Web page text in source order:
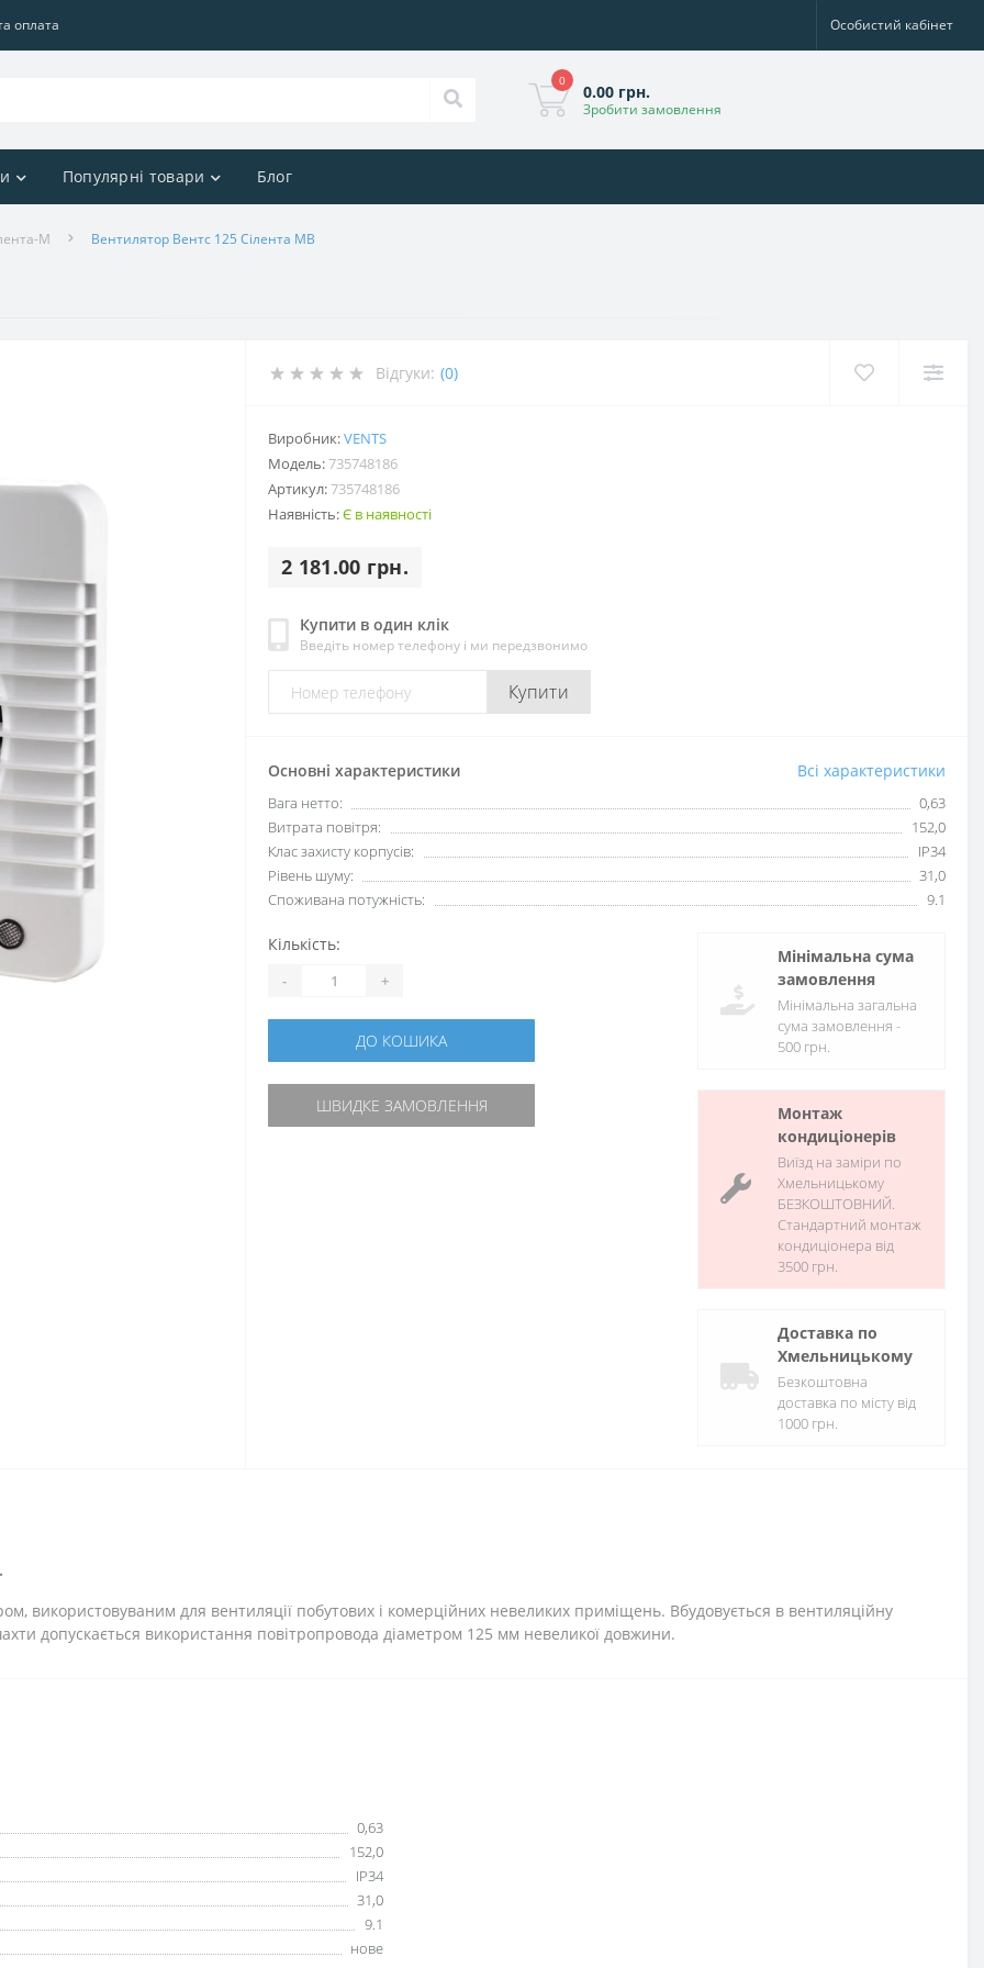
оплата Особистий кабінет
0
0.00 грн.
Зробити замовлення
Популярні товари Блог
М Вентилятор Вентс 125 Сілента МВ
Відгуки: (0)
Виробник:VENTS
Модель:735748186
Артикул:735748186
Наявність:Є в наявності
2 181.00 грн.
Купити в один клік
Введіть номер телефону і ми передзвонимо
Купити
Основні характеристики Всі характеристики
Вага нетто:
0,63
Витрата повітря:
152,0
Клас захисту корпусів:
IP34
Рівень шуму:
31,0
Споживана потужність:
9.1
Кількість:
- +
ДО КОШИКА
ШВИДКЕ ЗАМОВЛЕННЯ
Мінімальна сума
замовлення
Мінімальна загальна
сума замовлення -
500 грн.
Монтаж
кондиціонерів
Виїзд на заміри по
Хмельницькому
БЕЗКОШТОВНИЙ.
Стандартний монтаж
кондиціонера від
3500 грн.
Доставка по
Хмельницькому
Безкоштовна
доставка по місту від
1000 грн.
використовуваним для вентиляції побутових і комерційних невеликих приміщень. Вбудовується в вентиляційну
допускається використання повітропровода діаметром 125 мм невеликої довжини.
0,63
152,0
IP34
31,0
9.1
нове